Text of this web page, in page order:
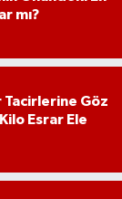
mı?
Göz
Esrar Ele